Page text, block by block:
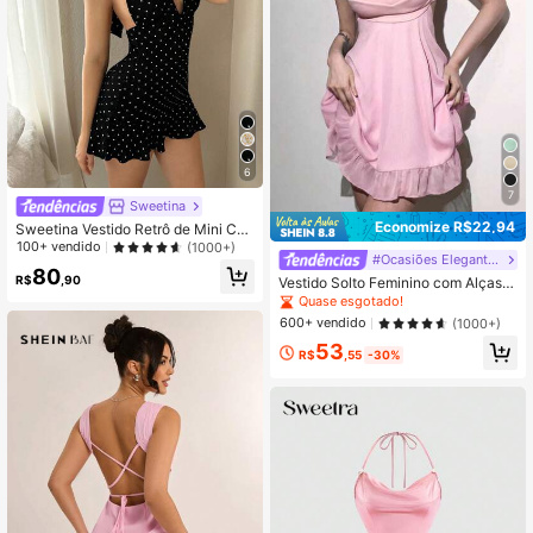
6
Sweetina
Sweetina Vestido Retrô de Mini Cas
ual de Férias com Decote V Profund
100+ vendido (1000+)
R$80 ,90
7
Economize R$22,94
#Ocasiões Elegantes
Vestido Solto Feminino com Alças F
inas, Bainha Franzida e Efeito Favor
ecedor
Quase esgotado!
600+ vendido
(1000+)
R$53 ,55 -30%